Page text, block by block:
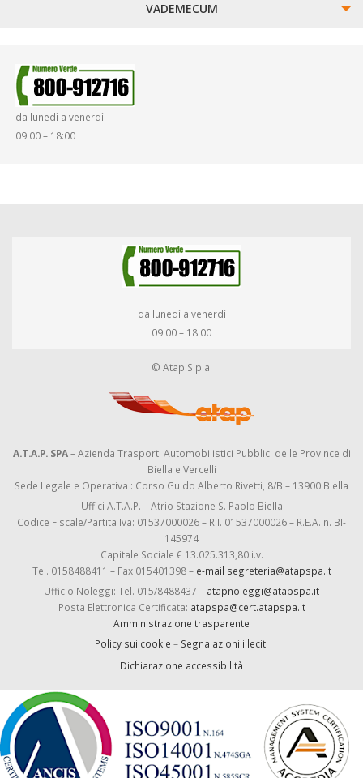
VADEMECUM
SMARRIMENTO OGGETTI
da lunedì a venerdì
09:00 – 18:00
da lunedì a venerdì
09:00 – 18:00
© Atap S.p.a.
A.T.A.P. SPA– Azienda Trasporti Automobilistici Pubblici delle Province di
Biella e Vercelli
Sede Legale e Operativa : Corso Guido Alberto Rivetti, 8/B – 13900 Biella
Uffici A.T.A.P. – Atrio Stazione S. Paolo Biella
Codice Fiscale/Partita Iva: 01537000026 – R.I. 01537000026 – R.E.A. n. BI-
145974
Capitale Sociale € 13.025.313,80 i.v.
Tel. 0158488411 – Fax 015401398 – e-mail segreteria@atapspa.it
Ufficio Noleggi: Tel. 015/8488437 – atapnoleggi@atapspa.it
Posta Elettronica Certificata: atapspa@cert.atapspa.it
Amministrazione trasparente
Policy sui cookie – Segnalazioni illeciti
Dichiarazione accessibilità